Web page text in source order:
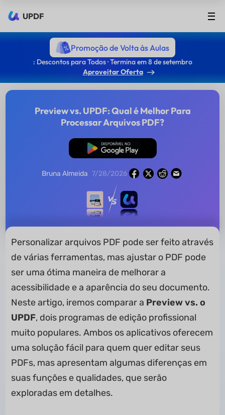
UPDF
Promoção de Volta às Aulas
: Descontos para Todos · Termina em 8 de setembro
Aproveitar Oferta
Preview vs. UPDF: Qual é Melhor Para
Processar Arquivos PDF?
Baixar Grátis
Bruna Almeida 7/28/2026
Personalizar arquivos PDF pode ser feito através
de várias ferramentas, mas ajustar o PDF pode
ser uma ótima maneira de melhorar a
acessibilidade e a aparência do seu documento.
Neste artigo, iremos comparar a Previewvs. o
UPDF, dois programas de edição profissional
muito populares. Ambos os aplicativos oferecem
uma solução fácil para quem quer editar seus
PDFs, mas apresentam algumas diferenças em
suas funções e qualidades, que serão
exploradas em detalhes.